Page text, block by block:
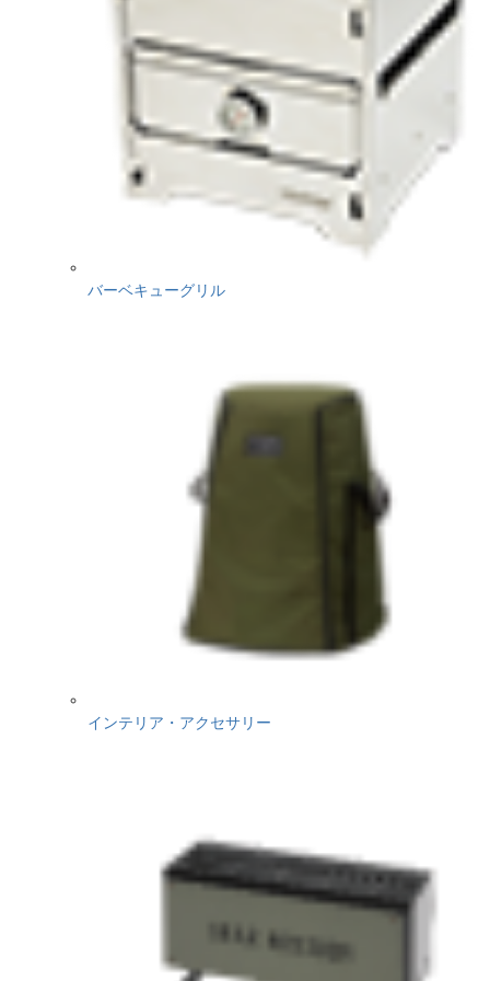
バーベキューグリル
インテリア・アクセサリー